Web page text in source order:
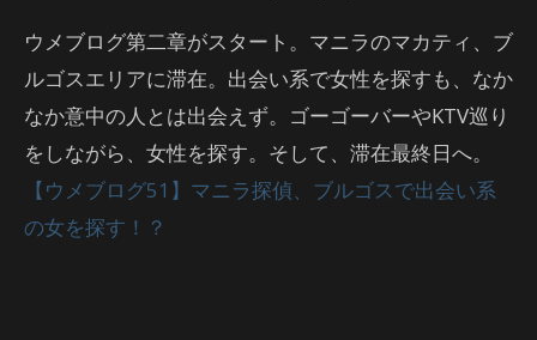
ウメブログ第二章がスタート。マニラのマカティ、ブ
ルゴスエリアに滞在。出会い系で女性を探すも、なか
なか意中の人とは出会えず。ゴーゴーバーやKTV巡り
をしながら、女性を探す。そして、滞在最終日へ。
【ウメブログ51】マニラ探偵、ブルゴスで出会い系
の女を探す！？